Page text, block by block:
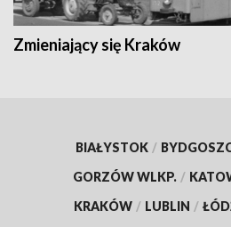
Zmieniający się Kraków
BIAŁYSTOK /
GORZÓW WLKP. /
KRAKÓW / LUBLIN /